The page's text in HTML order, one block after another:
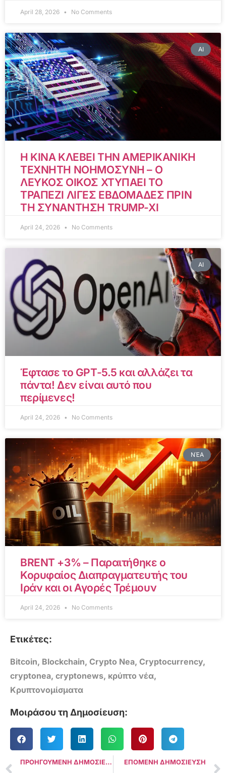
April 28, 2026 No Comments
AI
Η ΚΙΝΑ ΚΛΕΒΕΙ ΤΗΝ ΑΜΕΡΙΚΑΝΙΚΗ
ΤΕΧΝΗΤΗ ΝΟΗΜΟΣΥΝΗ – Ο
ΛΕΥΚΟΣ ΟΙΚΟΣ ΧΤΥΠΑΕΙ ΤΟ
ΤΡΑΠΕΖΙ ΛΙΓΕΣ ΕΒΔΟΜΑΔΕΣ ΠΡΙΝ
ΤΗ ΣΥΝΑΝΤΗΣΗ TRUMP-XI
April 24, 2026 No Comments
AI
Έφτασε το GPT-5.5 και αλλάζει τα
πάντα! Δεν είναι αυτό που
περίμενες!
April 24, 2026 No Comments
ΝΈΑ
BRENT +3% – Παραιτήθηκε ο
Κορυφαίος Διαπραγματευτής του
Ιράν και οι Αγορές Τρέμουν
April 24, 2026 No Comments
Ετικέτες:
Bitcoin, Blockchain, Crypto Nea, Cryptocurrency,
cryptonea, cryptonews, κρύπτο νέα,
Κρυπτονομίσματα
Μοιράσου τη Δημοσίευση:
ΠΡΟΗΓΟΥΜΕΝΗ ΔΗΜΟΣΙΕΥΣΗ ΕΠΟΜΕΝΗ ΔΗΜΟΣΙΕΥΣΗ